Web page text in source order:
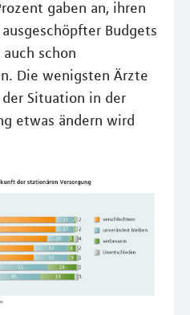
gaben an, ihren
Budgets
schon
Die wenigsten Ärzte
der Situation in der
etwas ändern wird